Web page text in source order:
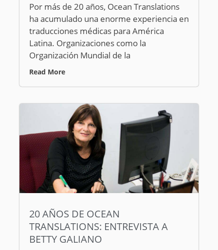
Por más de 20 años, Ocean Translations
ha acumulado una enorme experiencia en
traducciones médicas para América
Latina. Organizaciones como la
Organización Mundial de la
Read More
20 AÑOS DE OCEAN
TRANSLATIONS: ENTREVISTA A
BETTY GALIANO